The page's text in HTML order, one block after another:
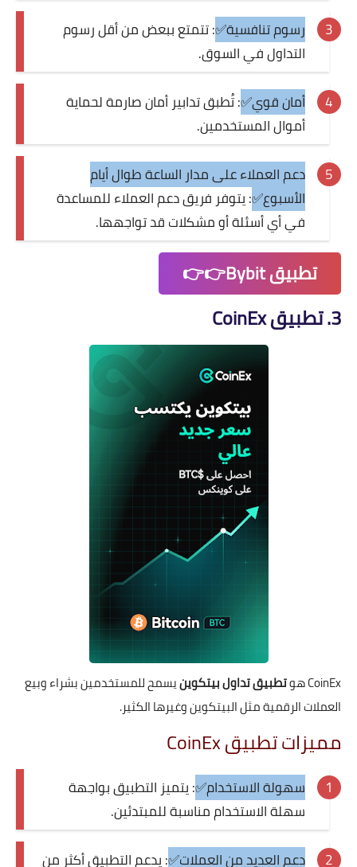
رسوم تنافسية✅: تتمتع ببعض من أقل رسوم
التداول في السوق.
أمان قوي✅: تُطبق تدابير أمان صارمة لحماية
أموال المستخدمين.
دعم العملاء على مدار الساعة طوال أيام
الأسبوع✅: يتوفر فريق دعم العملاء للمساعدة
في أي أسئلة أو مشكلات قد تواجهها.
تطبيق Bybit👉👉
3. تطبيق CoinEx
CoinEx هو تطبيق تداول بيتكوينيسمح للمستخدمين بشراء وبيع
العملات الرقمية مثل البيتكوين وغيرها الكثير.
مميزات تطبيق CoinEx
سهولة الاستخدام✅: يتميز التطبيق بواجهة
سهلة الاستخدام مناسبة للمبتدئين.
دعم العديد من العملات✅: يدعم التطبيق أكثر من